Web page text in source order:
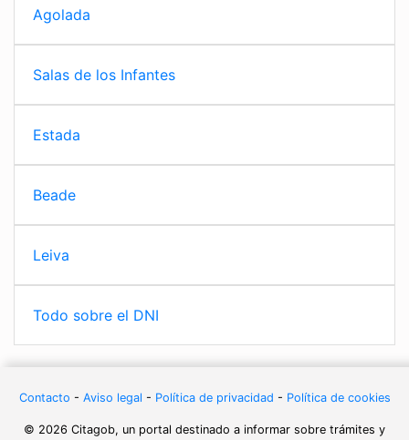
Agolada
Salas de los Infantes
Estada
Beade
Leiva
Todo sobre el DNI
Contacto - Aviso legal - Política de privacidad - Política de cookies
© 2026 Citagob, un portal destinado a informar sobre trámites y